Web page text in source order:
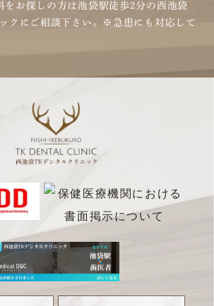
をお探しの方は池袋駅徒歩2分の 西池袋
クにご相談下さい。
※急患にも対応して